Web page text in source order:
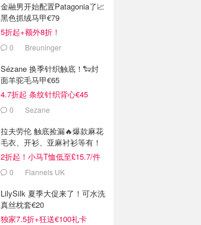
金融男开始配置Patagonia了📈
黑色抓绒马甲€79
5折起+额外8折！
0 Breuninger
Sézane 换季针织触底！🐑封
面羊驼毛马甲€65
4.7折起 条纹针织背心€45
0 Sezane
拉夫劳伦 触底捡漏🔥爆款麻花
毛衣、开衫、亚麻衬衫等有！
2折起！小马T恤低至£15.7/件
0 Flannels UK
LilySilk 夏季大促来了！可水洗
真丝枕套€20
独家7.5折+狂送€100礼卡